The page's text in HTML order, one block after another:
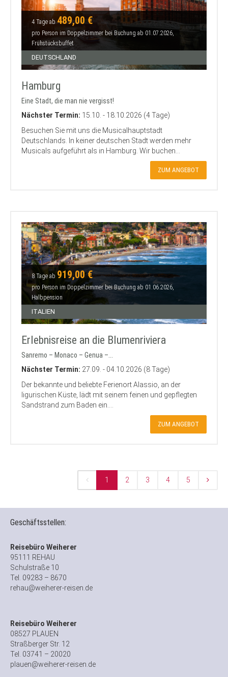
4 Tage ab 489,00 €
pro Person im Doppelzimmer bei Buchung ab 01.07.2026,
Frühstücksbuffet
DEUTSCHLAND
Hamburg
Eine Stadt, die man nie vergisst!
Nächster Termin: 15.10. - 18.10.2026 (4 Tage)
Besuchen Sie mit uns die Musicalhauptstadt
Deutschlands. In keiner deutschen Stadt werden mehr
Musicals aufgeführt als in Hamburg. Wir buchen...
ZUM ANGEBOT
8 Tage ab 919,00 €
pro Person im Doppelzimmer bei Buchung ab 01.06.2026,
Halbpension
ITALIEN
Erlebnisreise an die Blumenriviera
Sanremo – Monaco – Genua –...
Nächster Termin: 27.09. - 04.10.2026 (8 Tage)
Der bekannte und beliebte Ferienort Alassio, an der
ligurischen Küste, lädt mit seinem feinen und gepflegten
Sandstrand zum Baden ein....
ZUM ANGEBOT
1 2 3 4 5
Geschäftsstellen:
Reisebüro Weiherer
95111 REHAU
Schulstraße 10
Tel. 09283 – 8670
rehau@weiherer-reisen.de
Reisebüro Weiherer
08527 PLAUEN
Straßberger Str. 12
Tel. 03741 – 20020
plauen@weiherer-reisen.de